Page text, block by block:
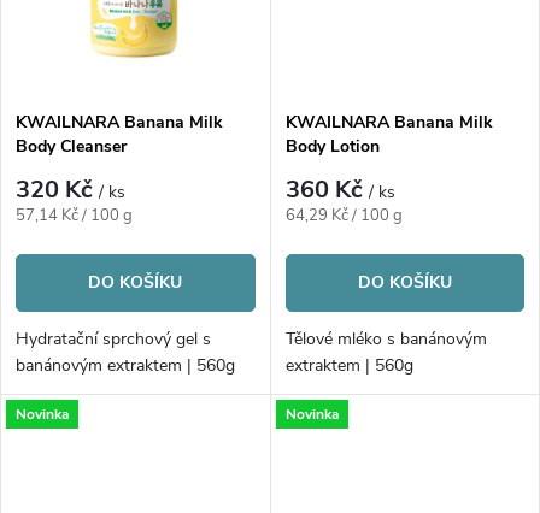
KWAILNARA Banana Milk
Body Cleanser
320 Kč/ ks
Měrná
57,14 Kč / 100 g
DO KOŠÍKU
Hydratační sprchový gel s
banánovým extraktem | 560g
KWAILNARA Banana Milk
Body Lotion
360 Kč/ ks
Měrná
64,29 Kč / 100 g
DO KOŠÍKU
Tělové mléko s banánovým
extraktem | 560g
Novinka Novinka